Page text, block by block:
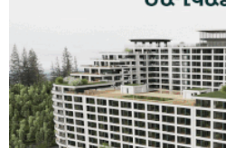
14:44:13 29-07-2026
Состоялось
при поддержке